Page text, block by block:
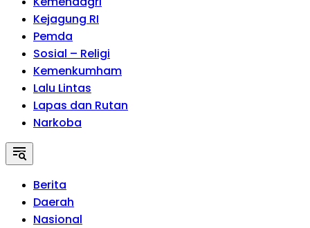
Kejagung RI
Pemda
Sosial – Religi
Kemenkumham
Lalu Lintas
Lapas dan Rutan
Narkoba
Berita
Daerah
Nasional